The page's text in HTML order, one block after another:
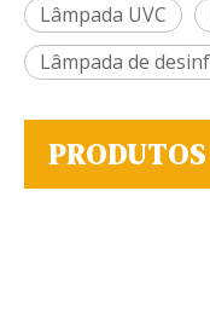
Lâmpada UVC
Lâmpada de